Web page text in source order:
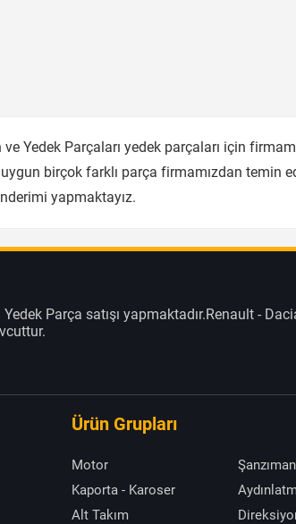
ve Yedek Parçaları yedek parçaları için
birçok farklı parça firmamızdan temin
yapmaktayız.
Parça satışı yapmaktadır.Renault -
Ürün Grupları
Motor
Şanzıman
Kaporta - Karoser
Alt Takım